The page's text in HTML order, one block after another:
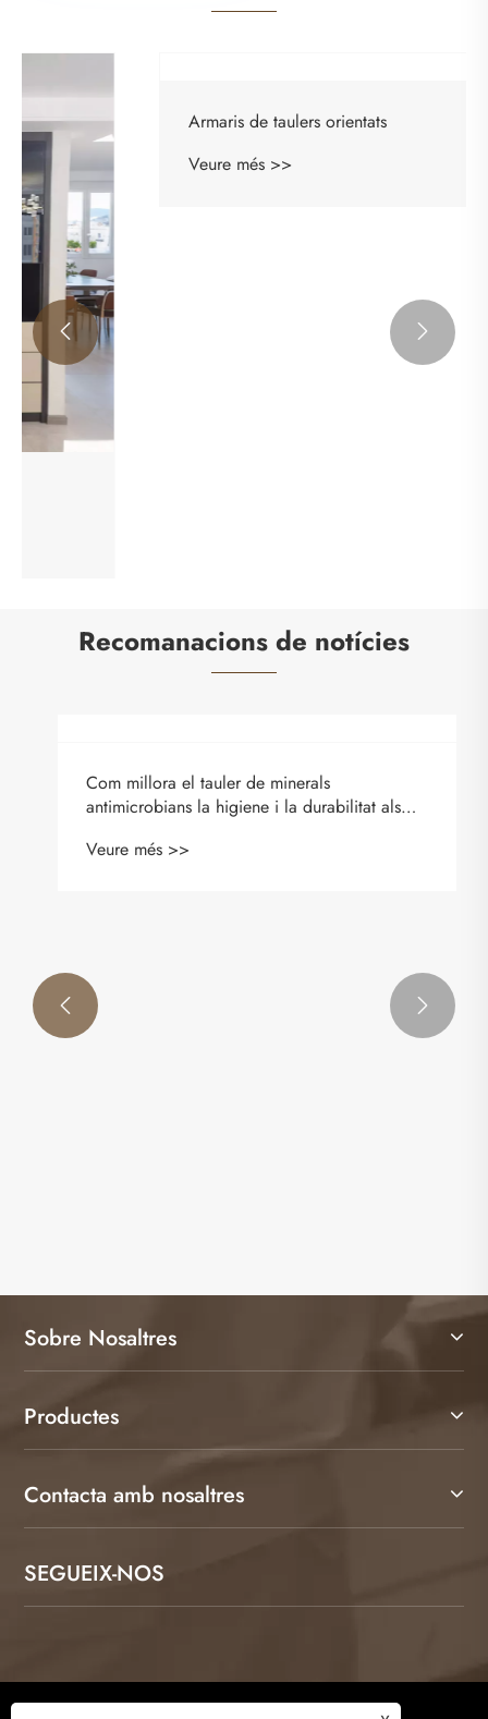
 
Recomanacions de notícies
 
Sobre Nosaltres
Productes
Contacta amb nosaltres
SEGUEIX-NOS